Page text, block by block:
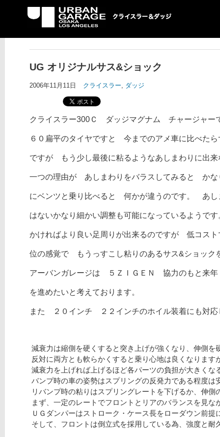
UG クライスラー＆ダ
ッジ専門店
UG オリジナルサス&ショック
2006年11月11日 クライスラー, ダッジ
クライスラー300Ｃ ダッジマグナム チャージャー
６０扁平のタイヤですと 今までのアメ車に比べた
ですが もう少し最後に粘るようなあしまわりに出来
一つの理由が あしまわりをバラスしてみると か
にベンツと乗り比べると 何かが違うのです。 あし
はないかなり細かい調整も可能になっているようで
かければより良い足周りが出来るのですが 低コス
位の感覚で もうっすこし粘りのあるサス&ショッ
アーバンガレージは ５ＺＩＧＥＮ 協力のもと来
を進めたいと考えております。
また ２０インチ ２２インチのホイル装着にも対応
減衰力は縮側を硬くすると突き上げが強くなり、伸
反対に両方とも軟らかくすると乗り心地は良くなり
減衰力を上げれば上げるほど各パーツの負担が大き
バンプ時の車の姿勢はスプリングの反発力である程
リバンプ時の粘りはスプリングレートを下げるか、
まず、一定のレートでフロントとリアのバランスを
ＵＧダンパーはストローク・ケース長をローダウン
そして、フロントは倒立式を採用している為、強度